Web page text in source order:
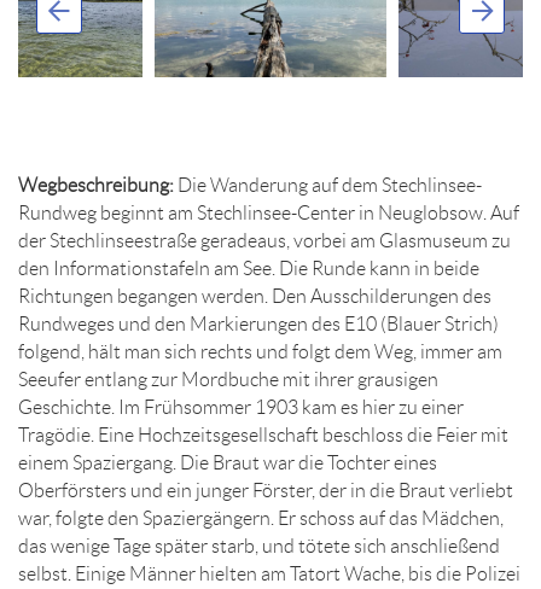
Wegbeschreibung: Die Wanderung auf dem Stechlinsee-
Rundweg beginnt am Stechlinsee-Center in Neuglobsow. Auf
der Stechlinseestraße geradeaus, vorbei am Glasmuseum zu
den Informationstafeln am See. Die Runde kann in beide
Richtungen begangen werden. Den Ausschilderungen des
Rundweges und den Markierungen des E10 (Blauer Strich)
folgend, hält man sich rechts und folgt dem Weg, immer am
Seeufer entlang zur Mordbuche mit ihrer grausigen
Geschichte. Im Frühsommer 1903 kam es hier zu einer
Tragödie. Eine Hochzeitsgesellschaft beschloss die Feier mit
einem Spaziergang. Die Braut war die Tochter eines
Oberförsters und ein junger Förster, der in die Braut verliebt
war, folgte den Spaziergängern. Er schoss auf das Mädchen,
das wenige Tage später starb, und tötete sich anschließend
selbst. Einige Männer hielten am Tatort Wache, bis die Polizei